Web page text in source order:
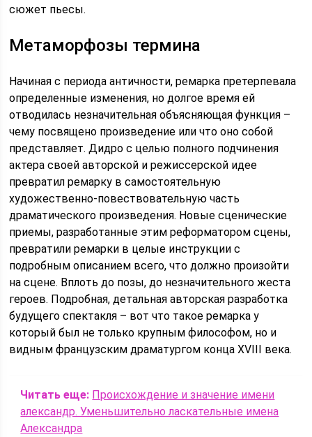
сюжет пьесы.
Метаморфозы термина
Начиная с периода античности, ремарка претерпевала
определенные изменения, но долгое время ей
отводилась незначительная объясняющая функция –
чему посвящено произведение или что оно собой
представляет. Дидро с целью полного подчинения
актера своей авторской и режиссерской идее
превратил ремарку в самостоятельную
художественно-повествовательную часть
драматического произведения. Новые сценические
приемы, разработанные этим реформатором сцены,
превратили ремарки в целые инструкции с
подробным описанием всего, что должно произойти
на сцене. Вплоть до позы, до незначительного жеста
героев. Подробная, детальная авторская разработка
будущего спектакля – вот что такое ремарка у
который был не только крупным философом, но и
видным французским драматургом конца XVIII века.
Читать еще: Происхождение и значение имени
александр. Уменьшительно ласкательные имена
Александра